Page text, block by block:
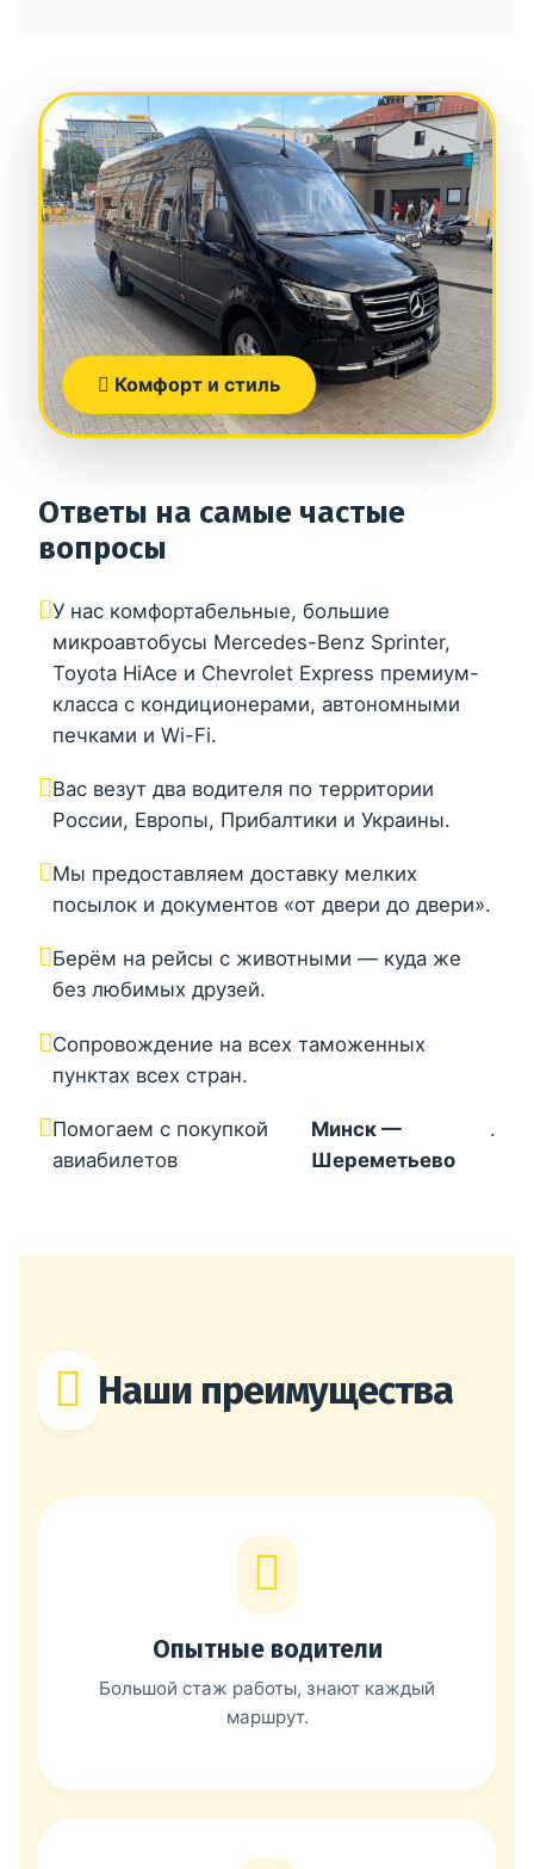
Комфорт и стиль
Ответы на самые частые
вопросы
У нас комфортабельные, большие
микроавтобусы Mercedes-Benz Sprinter,
Toyota HiAce и Chevrolet Express премиум-
класса с кондиционерами, автономными
печками и Wi-Fi.
Вас везут два водителя по территории
России, Европы, Прибалтики и Украины.
Мы предоставляем доставку мелких
посылок и документов «от двери до двери».
Берём на рейсы с животными — куда же
без любимых друзей.
Сопровождение на всех таможенных
пунктах всех стран.
Помогаем с покупкой
авиабилетов
Минск —
Шереметьево
.
Наши преимущества
Опытные водители
Большой стаж работы, знают каждый
маршрут.